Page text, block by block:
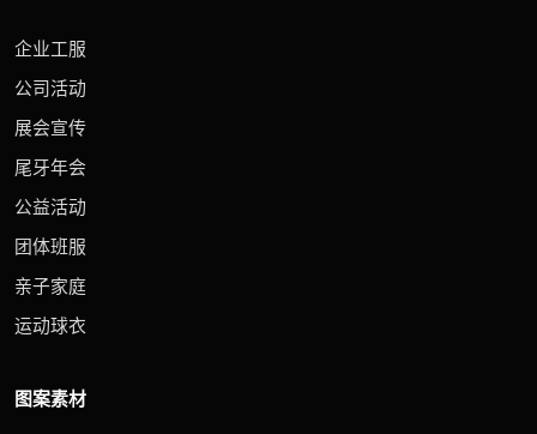
企业工服
公司活动
展会宣传
尾牙年会
公益活动
团体班服
亲子家庭
运动球衣
图案素材